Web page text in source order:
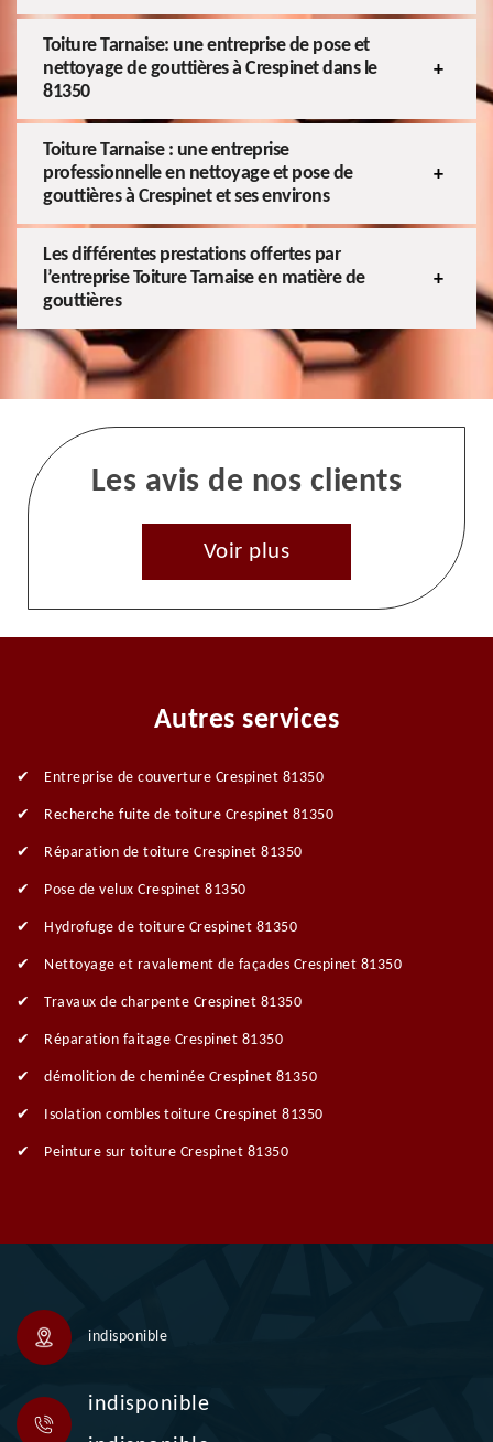
Toiture Tarnaise: une entreprise de pose et
nettoyage de gouttières à Crespinet dans le
81350
Toiture Tarnaise : une entreprise
professionnelle en nettoyage et pose de
gouttières à Crespinet et ses environs
Les différentes prestations offertes par
l’entreprise Toiture Tarnaise en matière de
gouttières
Les avis de nos clients
Voir plus
Autres services
Entreprise de couverture Crespinet 81350
Recherche fuite de toiture Crespinet 81350
Réparation de toiture Crespinet 81350
Pose de velux Crespinet 81350
Hydrofuge de toiture Crespinet 81350
Nettoyage et ravalement de façades Crespinet 81350
Travaux de charpente Crespinet 81350
Réparation faitage Crespinet 81350
démolition de cheminée Crespinet 81350
Isolation combles toiture Crespinet 81350
Peinture sur toiture Crespinet 81350
indisponible
indisponible